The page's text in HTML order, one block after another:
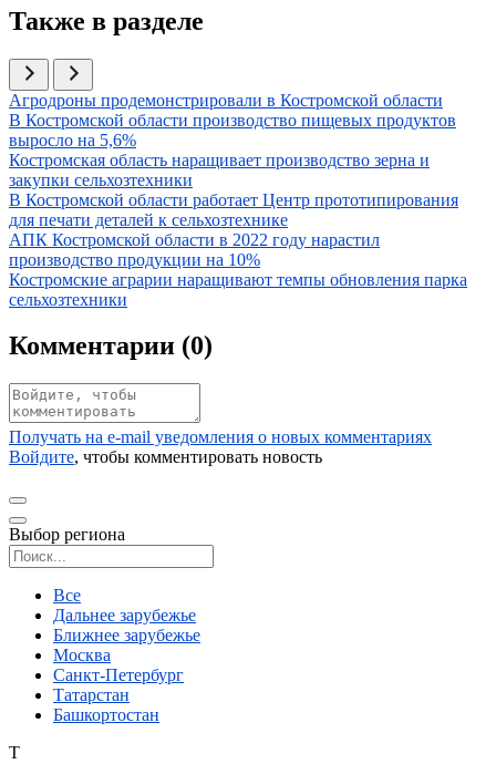
Также в разделе
Иллюстрация новости
Агродроны продемонстрировали в Костромской области
Иллюстрация новости
В Костромской области производство пищевых продуктов
выросло на 5,6%
Иллюстрация новости
Костромская область наращивает производство зерна и
закупки сельхозтехники
Иллюстрация новости
В Костромской области работает Центр прототипирования
для печати деталей к сельхозтехнике
Иллюстрация новости
АПК Костромской области в 2022 году нарастил
производство продукции на 10%
Иллюстрация новости
Костромские аграрии наращивают темпы обновления парка
сельхозтехники
Комментарии (0)
Получать на e‑mail уведомления о новых комментариях
Войдите, чтобы комментировать новость
Выбор региона
Все
Дальнее зарубежье
Ближнее зарубежье
Москва
Санкт-Петербург
Татарстан
Башкортостан
Т